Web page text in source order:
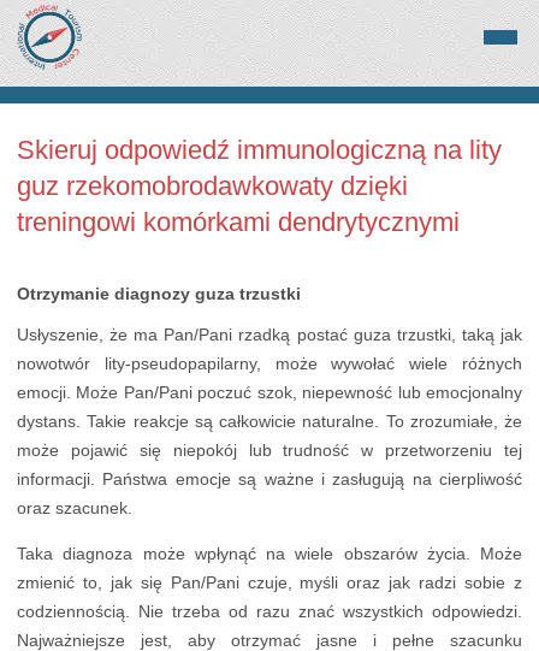
Skieruj odpowiedź immunologiczną na lity
guz rzekomobrodawkowaty dzięki
treningowi komórkami dendrytycznymi
Otrzymanie diagnozy guza trzustki
Usłyszenie, że ma Pan/Pani rzadką postać guza trzustki, taką jak
nowotwór lity-pseudopapilarny, może wywołać wiele różnych
emocji. Może Pan/Pani poczuć szok, niepewność lub emocjonalny
dystans. Takie reakcje są całkowicie naturalne. To zrozumiałe, że
może pojawić się niepokój lub trudność w przetworzeniu tej
informacji. Państwa emocje są ważne i zasługują na cierpliwość
oraz szacunek.
Taka diagnoza może wpłynąć na wiele obszarów życia. Może
zmienić to, jak się Pan/Pani czuje, myśli oraz jak radzi sobie z
codziennością. Nie trzeba od razu znać wszystkich odpowiedzi.
Najważniejsze jest, aby otrzymać jasne i pełne szacunku